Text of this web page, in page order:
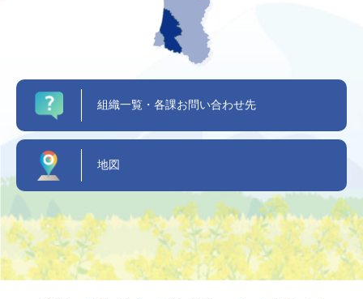
組織一覧・各課お問い合わせ先
地図